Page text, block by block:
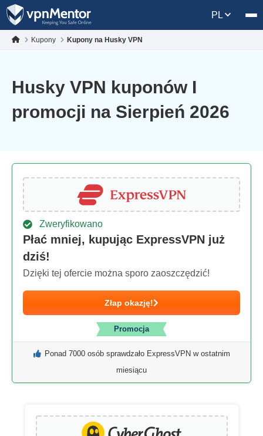
PL
Kupony Kupony na Husky VPN
Husky VPN kuponów I
promocji na Sierpień 2026
Zweryfikowano
Płać mniej, kupując ExpressVPN już
dziś!
Dzięki tej ofercie można sporo zaoszczędzić!
Złap okazję!
Promocja
Ponad 7000 osób sprawdzało ExpressVPN w ostatnim
miesiącu